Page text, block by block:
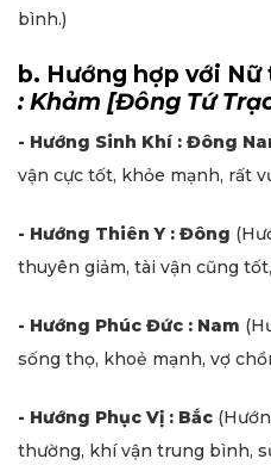
bình.)
b. Hướng hợp với
: Khảm [Đông Tứ
- Hướng Sinh Khí : Đông
vận cực tốt, khỏe mạnh, rất
- Hướng Thiên Y : Đông
thuyên giảm, tài vận cũng
- Hướng Phúc Đức : Nam
sống thọ, khoẻ mạnh, vợ
- Hướng Phục Vị : Bắc
thường, khí vận trung bình,